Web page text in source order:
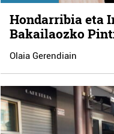
Hondarribia eta
Bakailaozko
Olaia Gerendiain